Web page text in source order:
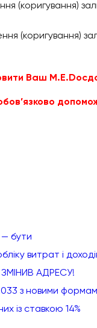
(коригування)
(коригування)
Ваш M.E. Doc
бути
витрат і
ЗМІНИВ АДРЕСУ!
з новими
із ставкою 14%